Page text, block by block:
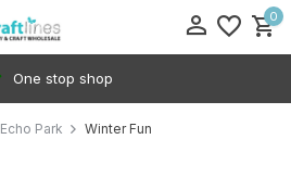
0
One stop shop
Echo Park Winter Fun